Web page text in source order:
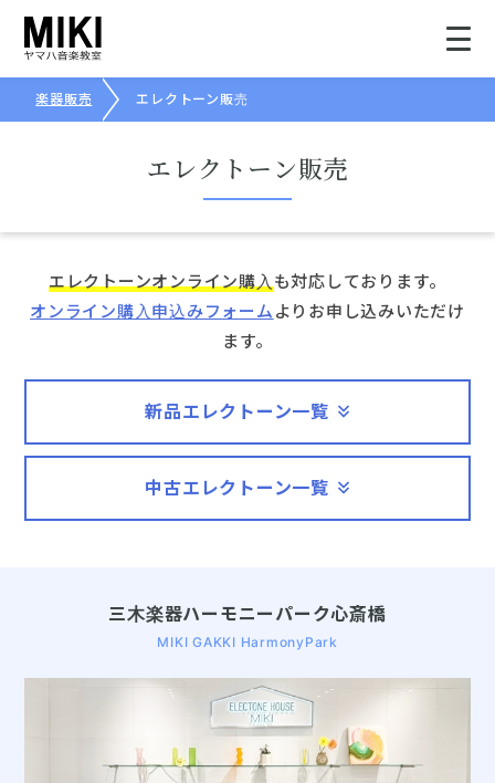
楽器販売 エレクトーン販売
エレクトーン販売
エレクトーンオンライン購入も対応しております。
オンライン購入申込みフォーム よりお申し込みいただけ
ます。
新品エレクトーン一覧
中古エレクトーン一覧
三木楽器ハーモニーパーク心斎橋
MIKI GAKKI HarmonyPark